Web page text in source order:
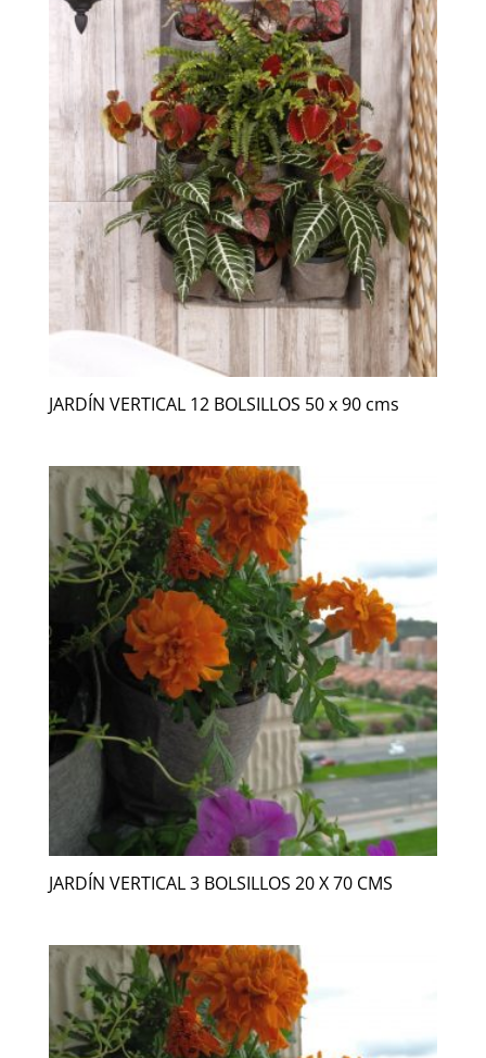
JARDÍN VERTICAL 12 BOLSILLOS 50 x 90 cms
JARDÍN VERTICAL 3 BOLSILLOS 20 X 70 CMS